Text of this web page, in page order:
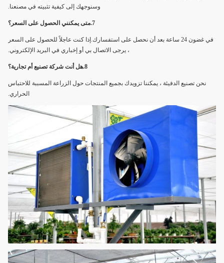
وسنوجهك إلى كيفية تثبيته في مصنعنا.
7. متى يمكنني الحصول على السعر؟
في غضون 24 ساعة بعد أن نحصل على استفسارك.إذا كنت عاجلاً للحصول على السعر
، يرجى الاتصال بي أو إخباري في البريد الإلكتروني.
8. هل أنت شركة تصنيع أم تجارية؟
نحن تصنيع الدفيئة ، يمكننا تزويدك بجميع المنتجات حول الزراعة المسببة للاحتباس
الحراري.